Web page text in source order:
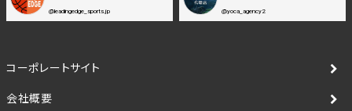
@leadingedge_sports.jp @yoca_agency2
コーポレートサイト
会社概要